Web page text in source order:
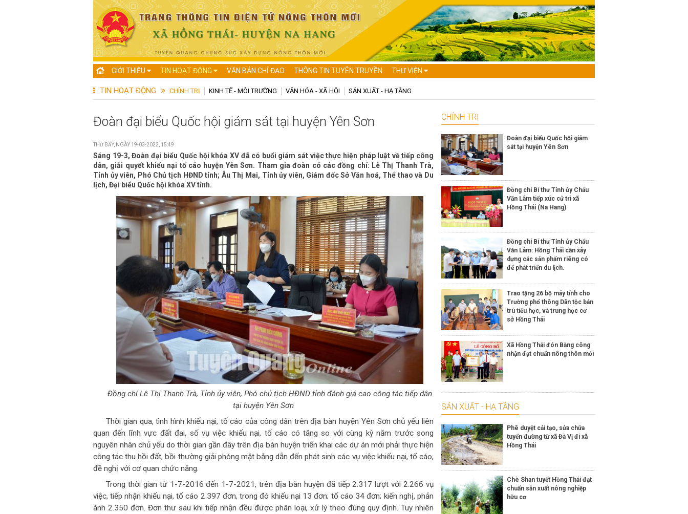
GIỚI THIỆU TIN HOẠT ĐỘNG VĂN BẢN CHỈ ĐẠO THÔNG TIN TUYÊN TRUYỀN THƯ VIỆN
TIN HOẠT ĐỘNG CHÍNH TRỊ KINH TẾ - MÔI TRƯỜNG VĂN HÓA - XÃ HỘI SẢN XUẤT - HẠ TẦNG
Đoàn đại biểu Quốc hội giám sát tại huyện Yên Sơn
THỨ BẨY, NGÀY 19-03-2022, 15:49
Sáng 19-3, Đoàn đại biểu Quốc hội khóa XV đã có buổi giám sát việc thực hiện pháp luật về tiếp công
dân, giải quyết khiếu nại tố cáo huyện Yên Sơn. Tham gia đoàn có các đồng chí: Lê Thị Thanh Trà,
Tỉnh ủy viên, Phó Chủ tịch HĐND tỉnh; Âu Thị Mai, Tỉnh ủy viên, Giám đốc Sở Văn hoá, Thể thao và Du
lịch, Đại biểu Quốc hội khóa XV tỉnh.
Đồng chí Lê Thị Thanh Trà, Tỉnh ủy viên, Phó chủ tịch HĐND tỉnh đánh giá cao công tác tiếp dân
tại huyện Yên Sơn
Thời gian qua, tình hình khiếu nại, tố cáo của công dân trên địa bàn huyện Yên Sơn chủ yếu liên
quan đến lĩnh vực đất đai, số vụ việc khiếu nại, tố cáo có tăng so với cùng kỳ năm trước song
nguyên nhân chủ yếu do thời gian gần đây trên địa bàn huyện triển khai các dự án mới phải thực hiện
công tác thu hồi đất, bồi thường giải phóng mặt bằng dẫn đến phát sinh các vụ việc khiếu nại, tố cáo,
đề nghị với cơ quan chức năng.
Trong thời gian từ 1-7-2016 đến 1-7-2021, trên địa bàn huyện đã tiếp 2.317 lượt với 2.266 vụ
việc, tiếp nhận khiếu nại, tố cáo 2.397 đơn, trong đó khiếu nại 13 đơn; tố cáo 34 đơn; kiến nghị, phản
ánh 2.350 đơn. Đơn thư sau khi tiếp nhận đều được phân loại, xử lý theo đúng quy định. Tuy nhiên
CHÍNH TRỊ
Đoàn đại biểu Quốc hội giám
sát tại huyện Yên Sơn
Đồng chí Bí thư Tỉnh ủy Chẩu
Văn Lâm tiếp xúc cử tri xã
Hồng Thái (Na Hang)
Đồng chí Bí thư Tỉnh ủy Chẩu
Văn Lâm: Hồng Thái cần xây
dựng các sản phẩm riêng có
để phát triển du lịch.
Trao tặng 26 bộ máy tính cho
Trường phổ thông Dân tộc bán
trú tiểu học, và trung học cơ
sở Hồng Thái
Xã Hồng Thái đón Bằng công
nhận đạt chuẩn nông thôn mới
SẢN XUẤT - HẠ TẦNG
Phê duyệt cải tạo, sửa chữa
tuyến đường từ xã Đà Vị đi xã
Hồng Thái
Chè Shan tuyết Hồng Thái đạt
chuẩn sản xuất nông nghiệp
hữu cơ